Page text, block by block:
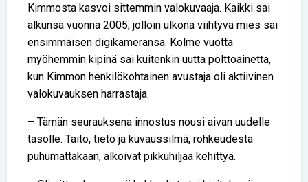
Kimmosta kasvoi sittemmin valokuvaaja. Kaikki sai
alkunsa vuonna 2005, jolloin ulkona viihtyvä mies sai
ensimmäisen digikameransa. Kolme vuotta
myöhemmin kipinä sai kuitenkin uutta polttoainetta,
kun Kimmon henkilökohtainen avustaja oli aktiivinen
valokuvauksen harrastaja.
– Tämän seurauksena innostus nousi aivan uudelle
tasolle. Taito, tieto ja kuvaussilmä, rohkeudesta
puhumattakaan, alkoivat pikkuhiljaa kehittyä.